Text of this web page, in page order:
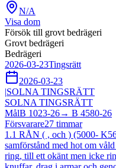
N/A
Visa dom
Försök till grovt bedrägeri
Grovt bedrägeri
Bedrägeri
2026-03-23Tingsrätt
2026-03-23
|SOLNA TINGSRÄTT
SOLNA TINGSRÄTT
MålB 1023-26→ B 4580-26
Försvarare27 timmar
1.1 RÅN ( , och ) (5000-
samförstånd med hot om
ring, till ett okänt men icke